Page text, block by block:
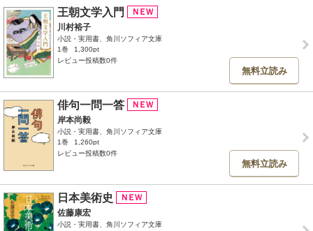
王朝文学入門
川村裕子
小説・実用書、角川ソフィア文庫
1巻
1,300pt
レビュー投稿数0件
無料立読み
俳句一問一答
岸本尚毅
小説・実用書、角川ソフィア文庫
1巻
1,260pt
レビュー投稿数0件
無料立読み
日本美術史
佐藤康宏
小説・実用書、角川ソフィア文庫